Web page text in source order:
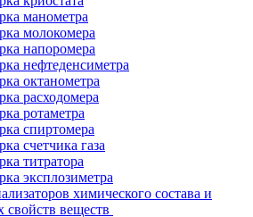
манометра
молокомера
напоромера
нефтеденсиметра
октанометра
расходомера
ротаметра
спиртомера
счетчика газа
титратора
эксплозиметра
химического состава и
свойств веществ